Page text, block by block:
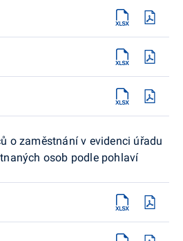
o zaměstnání v evidenci úřadu
osob podle pohlaví